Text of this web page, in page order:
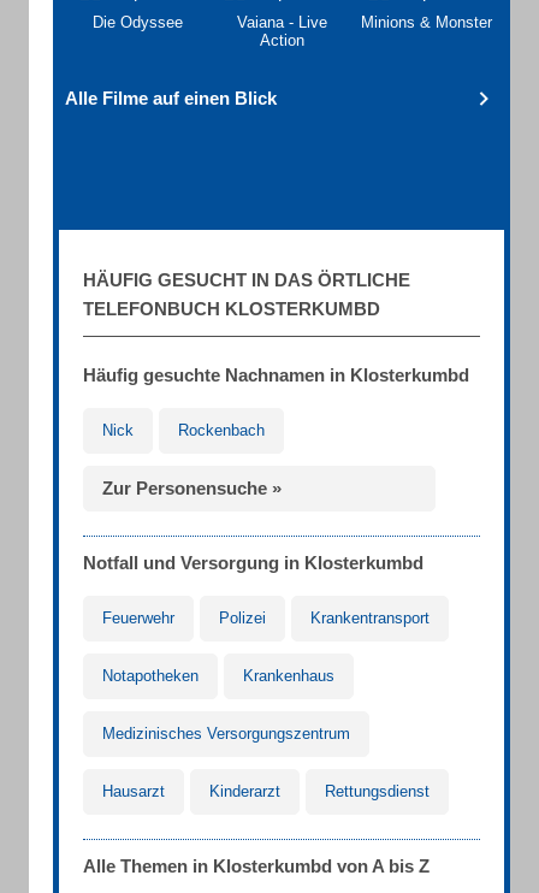
Die Odyssee
Vaiana - Live
Action
Minions & Monster
Alle Filme auf einen Blick
HÄUFIG GESUCHT IN DAS ÖRTLICHE
TELEFONBUCH KLOSTERKUMBD
Häufig gesuchte Nachnamen in Klosterkumbd
Nick Rockenbach
Zur Personensuche »
Notfall und Versorgung in Klosterkumbd
Feuerwehr Polizei Krankentransport
Notapotheken Krankenhaus
Medizinisches Versorgungszentrum
Hausarzt Kinderarzt Rettungsdienst
Alle Themen in Klosterkumbd von A bis Z